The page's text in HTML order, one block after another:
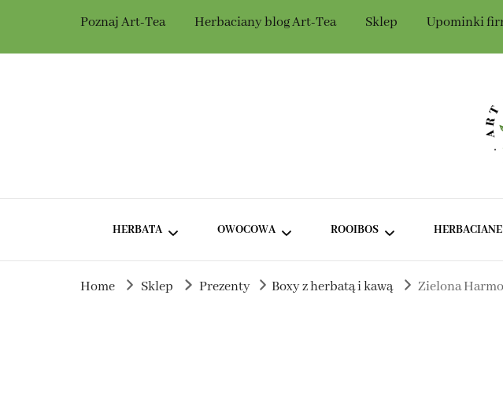
Poznaj Art-Tea Herbaciany blog Art-Tea Sklep Upominki
Herbaciarnia Art-Tea
HERBATA
ZIELONA HERBATA BEZ
OWOCOWA
HERBATA OWOCOWA Z
ROOIBOS
ROOIBOS BEZ DODATKÓWZIELONE
Home Sklep Prezenty Boxy z herbatą i kawą Zielona